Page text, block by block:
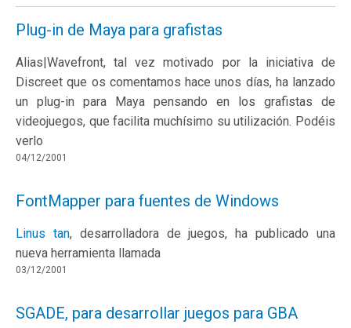
Plug-in de Maya para grafistas
Alias|Wavefront, tal vez motivado por la iniciativa de
Discreet que os comentamos hace unos días, ha lanzado
un plug-in para Maya pensando en los grafistas de
videojuegos, que facilita muchísimo su utilización. Podéis
verlo
04/12/2001
FontMapper para fuentes de Windows
Linus tan, desarrolladora de juegos, ha publicado una
nueva herramienta llamada
03/12/2001
SGADE, para desarrollar juegos para GBA